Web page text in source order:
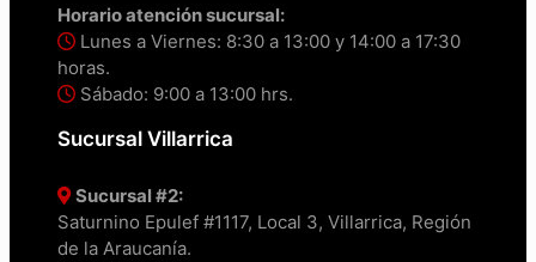
Horario atención sucursal:
Lunes a Viernes: 8:30 a 13:00 y 14:00 a 17:30
horas.
Sábado: 9:00 a 13:00 hrs.
Sucursal Villarrica
Sucursal #2:
Saturnino Epulef #1117, Local 3, Villarrica, Región
de la Araucanía.